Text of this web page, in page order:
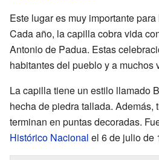
Este lugar es muy importante
Cada año, la capilla cobra vida
Antonio de Padua. Estas
habitantes del pueblo y a muchos
La capilla tiene un estilo llamado
hecha de piedra tallada. Además,
terminan en puntas decoradas.
Histórico Nacional el 6 de julio de